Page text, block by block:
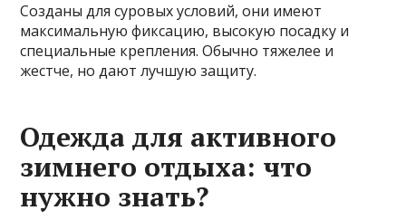
Созданы для суровых условий, они имеют
максимальную фиксацию, высокую посадку и
специальные крепления. Обычно тяжелее и
жестче, но дают лучшую защиту.
Одежда для активного
зимнего отдыха: что
нужно знать?